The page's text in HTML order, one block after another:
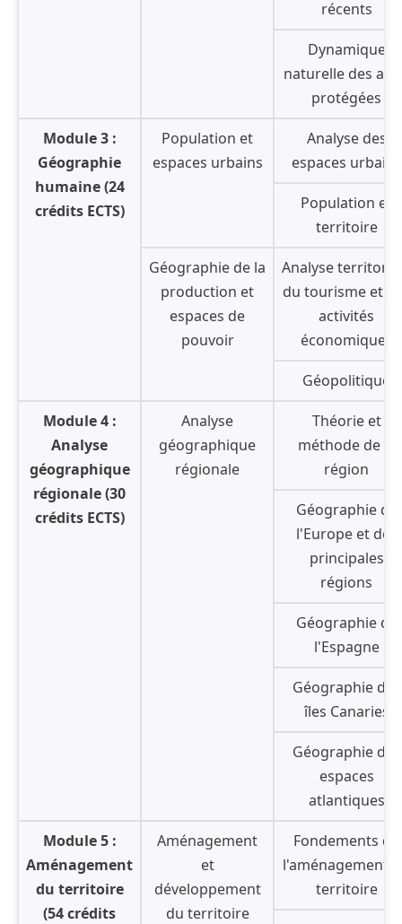
récents
Dynamique
naturelle des
protégées
Module 3 :
Géographie
humaine (24
crédits ECTS)
Population et
espaces urbains
Analyse des
espaces urbains
Population et
territoire
Géographie de la
production et
espaces de
pouvoir
Analyse
du tourisme et
activités
économiques
Géopolitique
Module 4 :
Analyse
géographique
régionale (30
crédits ECTS)
Analyse
géographique
régionale
Théorie et
méthode de la
région
Géographie de
l'Europe et des
principales
régions
Géographie de
l'Espagne
Géographie des
îles Canaries
Géographie des
espaces
atlantiques
Module 5 :
Aménagement
du territoire
(54 crédits
Aménagement
et
développement
du territoire
Fondements de
l'aménagement
territoire